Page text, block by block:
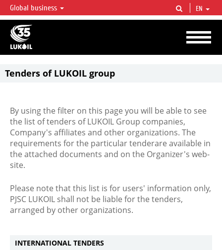
LUKOIL OVERVIEW
LUKOIL is one of the largest oil & gas vertical integrated companies in the world
accounting for over 2% of crude production and circa 1% of proved hydrocarbon
reserves globally.
Global business EN
Tenders of LUKOIL group
By using the filter on this page you will be able to see
the list of tenders of LUKOIL Group companies,
Company's affiliates and other organizations. The
requirements for the particular tenderare available in
the attached documents and on the Organizer's web-
site.
Please note that this list is for users' information only,
PJSC LUKOIL shall not be liable for the tenders,
arranged by other organizations.
INTERNATIONAL TENDERS